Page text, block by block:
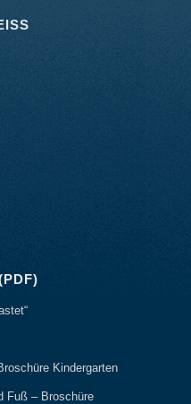
Kindergarten
Fuß – Broschüre